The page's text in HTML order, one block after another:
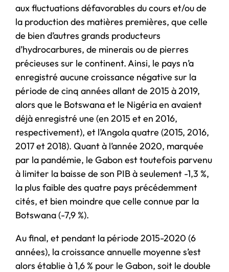
aux fluctuations défavorables du cours et/ou de
la production des matières premières, que celle
de bien d’autres grands producteurs
d’hydrocarbures, de minerais ou de pierres
précieuses sur le continent. Ainsi, le pays n’a
enregistré aucune croissance négative sur la
période de cinq années allant de 2015 à 2019,
alors que le Botswana et le Nigéria en avaient
déjà enregistré une (en 2015 et en 2016,
respectivement), et l’Angola quatre (2015, 2016,
2017 et 2018). Quant à l’année 2020, marquée
par la pandémie, le Gabon est toutefois parvenu
à limiter la baisse de son PIB à seulement -1,3 %,
la plus faible des quatre pays précédemment
cités, et bien moindre que celle connue par la
Botswana (-7,9 %).
Au final, et pendant la période 2015-2020 (6
années), la croissance annuelle moyenne s’est
alors établie à 1,6 % pour le Gabon, soit le double